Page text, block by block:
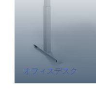
オフィスデスク